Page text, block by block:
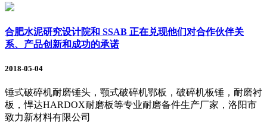
合肥水泥研究设计院和 SSAB 正在兑现他们对合作伙伴关
系、产品创新和成功的承诺
2018-05-04
锤式破碎机耐磨锤头，颚式破碎机鄂板，破碎机板锤，耐磨衬
板，悍达HARDOX耐磨板等专业耐磨备件生产厂家，洛阳市
致力新材料有限公司